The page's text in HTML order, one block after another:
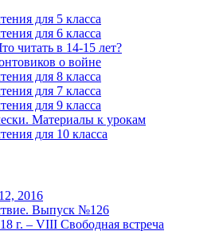
для 5 класса
для 6 класса
читать в 14-15 лет?
о войне
для 8 класса
для 7 класса
для 9 класса
Материалы к урокам
для 10 класса
2016
Выпуск №126
г. – VIII Свободная встреча